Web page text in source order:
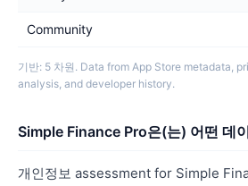
Community
기반: 5 차원. Data from App Store metadata,
analysis, and developer history.
Simple Finance Pro은(는) 어떤 데
개인정보 assessment for Simple